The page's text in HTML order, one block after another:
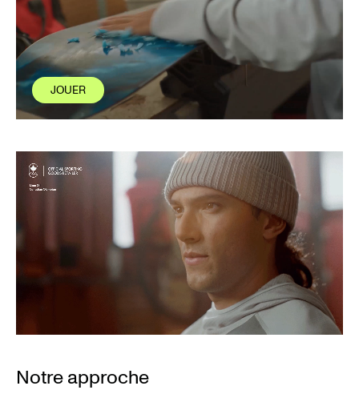
JOUER
FERMER
Notre approche